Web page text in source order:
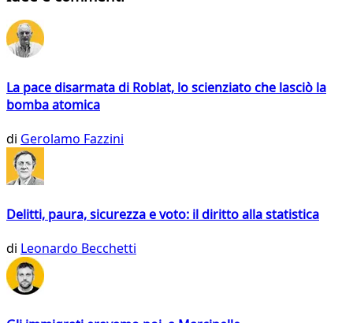
La pace disarmata di Roblat, lo scienziato che lasciò la
bomba atomica
di Gerolamo Fazzini
Delitti, paura, sicurezza e voto: il diritto alla statistica
di Leonardo Becchetti